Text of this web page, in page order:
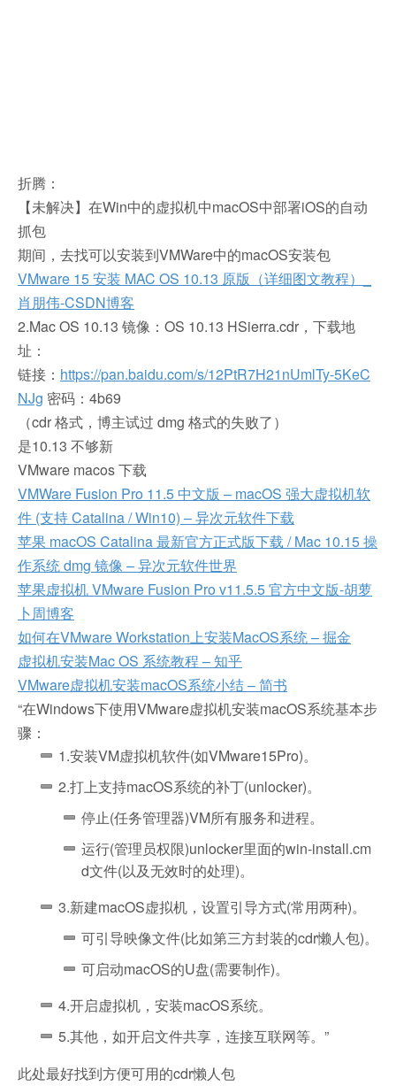
折腾：
【未解决】在Win中的虚拟机中macOS中部署iOS的自动
抓包
期间，去找可以安装到VMWare中的macOS安装包
VMware 15 安装 MAC OS 10.13 原版（详细图文教程）_
肖朋伟-CSDN博客
2.Mac OS 10.13 镜像：OS 10.13 HSierra.cdr，下载地
址：
链接： https://pan.baidu.com/s/12PtR7H21nUmlTy-5KeC
NJg 密码：4b69
（cdr 格式，博主试过 dmg 格式的失败了）
是10.13 不够新
VMware macos 下载
VMWare Fusion Pro 11.5 中文版 – macOS 强大虚拟机软
件 (支持 Catalina / Win10) – 异次元软件下载
苹果 macOS Catalina 最新官方正式版下载 / Mac 10.15 操
作系统 dmg 镜像 – 异次元软件世界
苹果虚拟机 VMware Fusion Pro v11.5.5 官方中文版-胡萝
卜周博客
如何在VMware Workstation上安装MacOS系统 – 掘金
虚拟机安装Mac OS 系统教程 – 知乎
VMware虚拟机安装macOS系统小结 – 简书
“在Windows下使用VMware虚拟机安装macOS系统基本步
骤：
1.安装VM虚拟机软件(如VMware15Pro)。
2.打上支持macOS系统的补丁(unlocker)。
停止(任务管理器)VM所有服务和进程。
运行(管理员权限)unlocker里面的win-install.cm
d文件(以及无效时的处理)。
3.新建macOS虚拟机，设置引导方式(常用两种)。
可引导映像文件(比如第三方封装的cdr懒人包)。
可启动macOS的U盘(需要制作)。
4.开启虚拟机，安装macOS系统。
5.其他，如开启文件共享，连接互联网等。”
此处最好找到方便可用的cdr懒人包